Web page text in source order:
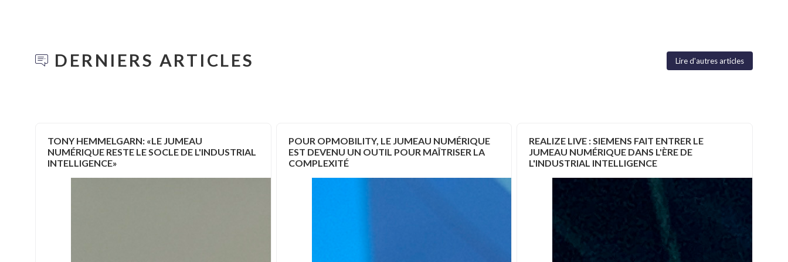
DERNIERS ARTICLES Lire d'autres articles
TONY HEMMELGARN: «LE JUMEAU
NUMÉRIQUE RESTE LE SOCLE DE L'INDUSTRIAL
INTELLIGENCE»
POUR OPMOBILITY, LE JUMEAU NUMÉRIQUE
EST DEVENU UN OUTIL POUR MAÎTRISER LA
COMPLEXITÉ
REALIZE LIVE : SIEMENS FAIT ENTRER LE
JUMEAU NUMÉRIQUE DANS L'ÈRE DE
L'INDUSTRIAL INTELLIGENCE